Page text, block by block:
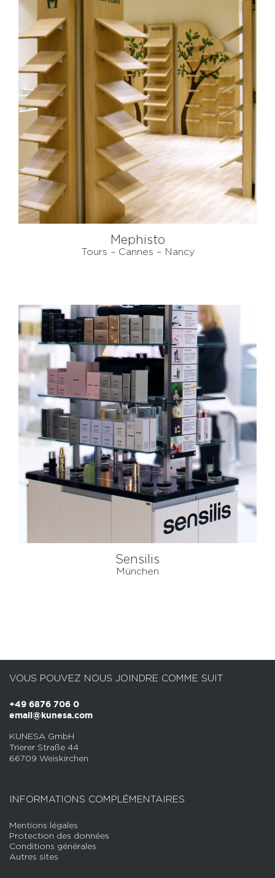
Mephisto
Tours – Cannes – Nancy
Sensilis
München
VOUS POUVEZ NOUS JOINDRE COMME SUIT
+49 6876 706 0
email@kunesa.com
KUNESA GmbH
Trierer Straße 44
66709 Weiskirchen
INFORMATIONS COMPLÉMENTAIRES
Mentions légales
Protection des données
Conditions générales
Autres sites